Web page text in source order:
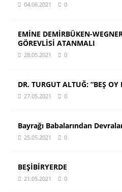
04.06.2021 0
EMİNE DEMİRBÜKEN-
GÖREVLİSİ ATANMALI
28.05.2021 0
DR. TURGUT ALTUĞ: “BEŞ OY
27.05.2021 0
Bayrağı Babalarından
25.05.2021 0
BEŞİBİRYERDE
21.05.2021 0